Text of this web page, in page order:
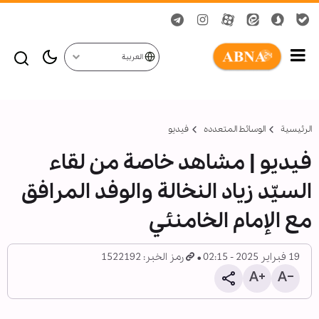
العربية
الرئيسية الوسائط المتعدده فیدیو
فيديو | مشاهد خاصة من لقاء
السيّد زياد النخالة والوفد المرافق
مع الإمام الخامنئي
19 فبراير 2025 - 02:15 رمز الخبر: 1522192